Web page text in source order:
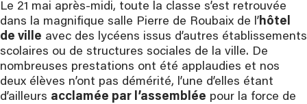
Le 21 mai après-midi, toute la classe s’est retrouvée
dans la magnifique salle Pierre de Roubaix de l’hôtel
de ville avec des lycéens issus d’autres établissements
scolaires ou de structures sociales de la ville. De
nombreuses prestations ont été applaudies et nos
deux élèves n’ont pas démérité, l’une d’elles étant
d’ailleurs acclamée par l’assemblée pour la force de